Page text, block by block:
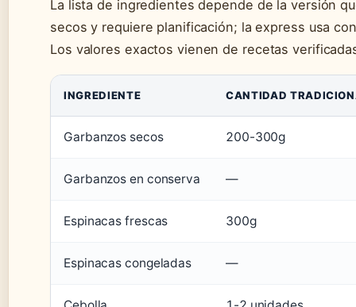
La lista de ingredientes depende de la versión
secos y requiere planificación; la express usa
Los valores exactos vienen de recetas
INGREDIENTE CANTIDAD
Garbanzos secos 200-300g
Garbanzos en conserva —
Espinacas frescas 300g
Espinacas congeladas —